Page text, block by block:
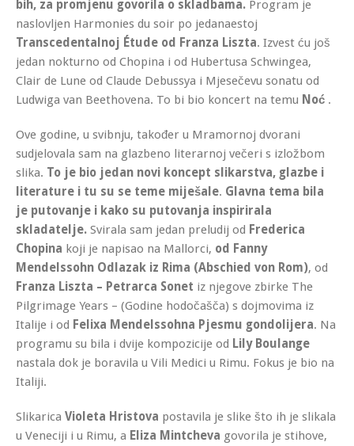
bih, za promjenu govorila o skladbama. Program je
naslovljen Harmonies du soir po jedanaestoj
Transcedentalnoj Étude od Franza Liszta. Izvest ću još
jedan nokturno od Chopina i od Hubertusa Schwingea,
Clair de Lune od Claude Debussya i Mjesečevu sonatu od
Ludwiga van Beethovena. To bi bio koncert na temu Noć .
Ove godine, u svibnju, također u Mramornoj dvorani
sudjelovala sam na glazbeno literarnoj večeri s izložbom
slika. To je bio jedan novi koncept slikarstva, glazbe i
literature i tu su se teme miješale. Glavna tema bila
je putovanje i kako su putovanja inspirirala
skladatelje. Svirala sam jedan preludij od Frederica
Chopina koji je napisao na Mallorci, od Fanny
Mendelssohn Odlazak iz Rima (Abschied von Rom), od
Franza Liszta – Petrarca Sonet iz njegove zbirke The
Pilgrimage Years – (Godine hodočašča) s dojmovima iz
Italije i od Felixa Mendelssohna Pjesmu gondolijera. Na
programu su bila i dvije kompozicije od Lily Boulange
nastala dok je boravila u Vili Medici u Rimu. Fokus je bio na
Italiji.
Slikarica Violeta Hristova postavila je slike što ih je slikala
u Veneciji i u Rimu, a Eliza Mintcheva govorila je stihove,